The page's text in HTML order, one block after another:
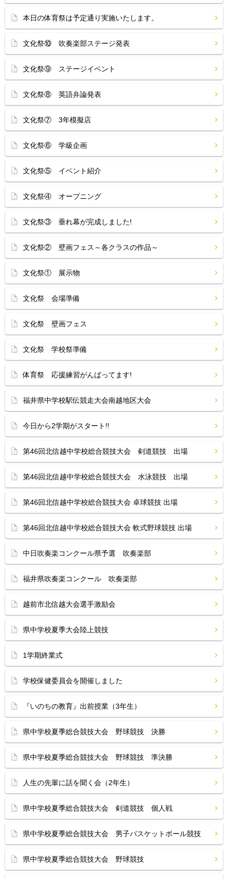
本日の体育祭は予定通り実施いたします。
文化祭⑩ 吹奏楽部ステージ発表
文化祭⑨ ステージイベント
文化祭⑧ 英語弁論発表
文化祭⑦ 3年模擬店
文化祭⑥ 学級企画
文化祭⑤ イベント紹介
文化祭④ オープニング
文化祭③ 垂れ幕が完成しました!
文化祭② 壁画フェス～各クラスの作品～
文化祭① 展示物
文化祭 会場準備
文化祭 壁画フェス
文化祭 学校祭準備
体育祭 応援練習がんばってます!
福井県中学校駅伝競走大会南越地区大会
今日から2学期がスタート!!
第46回北信越中学校総合競技大会 剣道競技 出場
第46回北信越中学校総合競技大会 水泳競技 出場
第46回北信越中学校総合競技大会 卓球競技 出場
第46回北信越中学校総合競技大会 軟式野球競技 出場
中日吹奏楽コンクール県予選 吹奏楽部
福井県吹奏楽コンクール 吹奏楽部
越前市北信越大会選手激励会
県中学校夏季大会陸上競技
1学期終業式
学校保健委員会を開催しました
『いのちの教育』出前授業（3年生）
県中学校夏季総合競技大会 野球競技 決勝
県中学校夏季総合競技大会 野球競技 準決勝
人生の先輩に話を聞く会（2年生）
県中学校夏季総合競技大会 剣道競技 個人戦
県中学校夏季総合競技大会 男子バスケットボール競技
県中学校夏季総合競技大会 野球競技